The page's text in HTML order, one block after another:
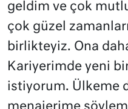
geldim ve çok
çok güzel
birlikteyiz. Ona
Kariyerimde yeni
istiyorum. Ülkeme